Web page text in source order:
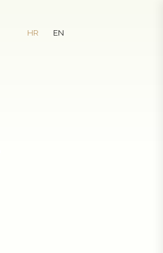
HR EN